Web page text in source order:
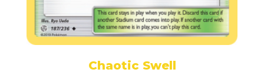
Chaotic Swell